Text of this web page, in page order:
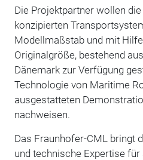
Die Projektpartner wollen
konzipierten
Modellmaßstab und mit
Originalgröße, bestehend
Dänemark zur Verfügung
Technologie von Maritime
ausgestatteten
nachweisen.
Das Fraunhofer-CML bringt
und technische Expertise